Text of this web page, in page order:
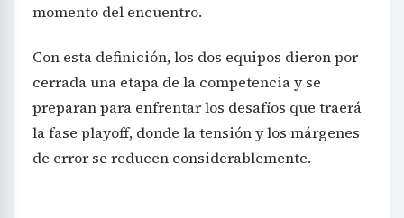
momento del encuentro.
Con esta definición, los dos equipos dieron por
cerrada una etapa de la competencia y se
preparan para enfrentar los desafíos que traerá
la fase playoff, donde la tensión y los márgenes
de error se reducen considerablemente.